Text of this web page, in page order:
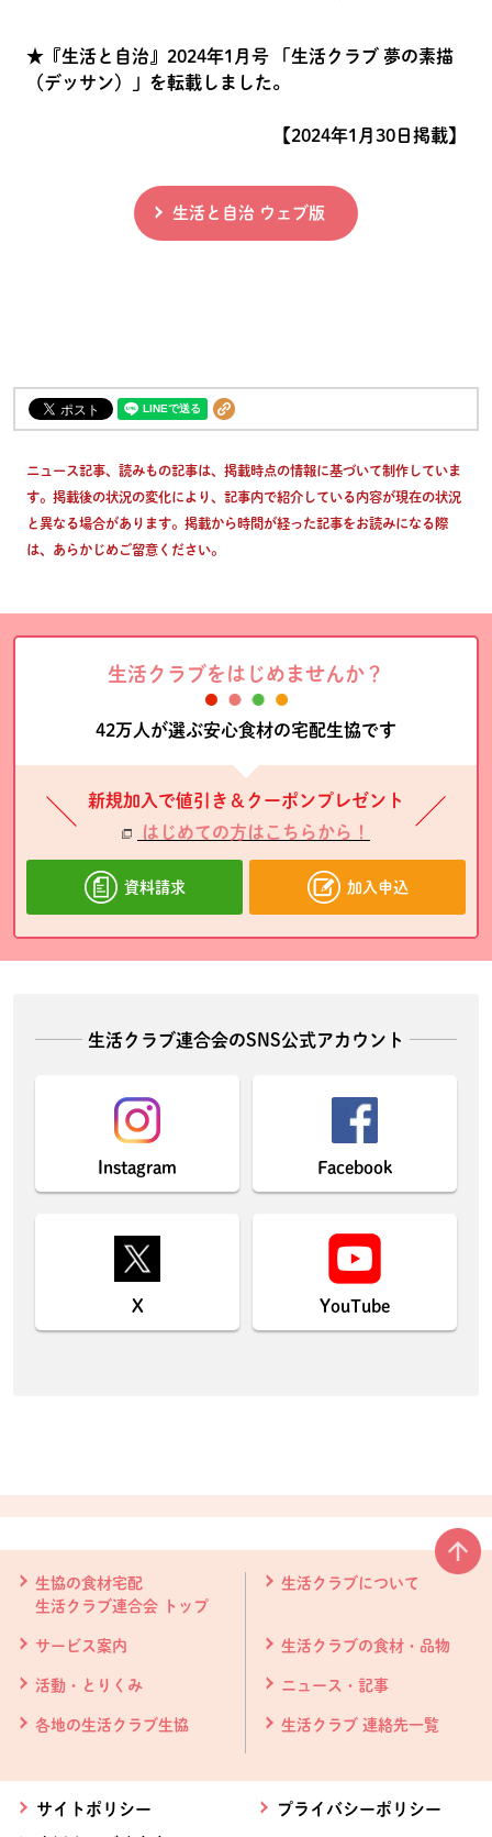
★『生活と自治』2024年1月号 「生活クラブ 夢の素描
（デッサン）」を転載しました。
【2024年1月30日掲載】
生活と自治 ウェブ版
ニュース記事、読みもの記事は、掲載時点の情報に基づいて制作していま
す。掲載後の状況の変化により、記事内で紹介している内容が現在の状況
と異なる場合があります。掲載から時間が経った記事をお読みになる際
は、あらかじめご留意ください。
生活クラブをはじめませんか？
42万人が選ぶ安心食材の宅配生協です
新規加入で値引き＆クーポンプレゼント
はじめての方はこちらから！
資料請求 加入申込
生活クラブ連合会のSNS公式アカウント
Instagram Facebook
X YouTube
生協の食材宅配
生活クラブ連合会 トップ
生活クラブについて
サービス案内 生活クラブの食材・品物
活動・とりくみ ニュース・記事
各地の生活クラブ生協 生活クラブ 連絡先一覧
サイトポリシー プライバシーポリシー